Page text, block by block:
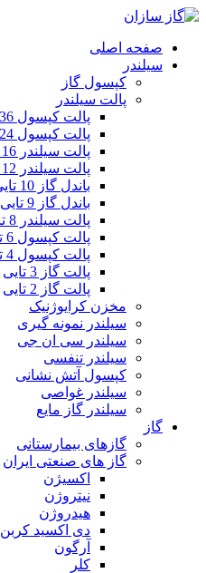
صفحه اصلی
سیلندر
کپسول گاز
پالت سیلندر
پالت کپسول 36 تایی
پالت کپسول 24 تایی
پالت سیلندر 16 تایی
پالت سیلندر 12 تایی
باندل گاز 10 تایی
باندل گاز 9 تایی
پالت سیلندر 8 تایی
پالت کپسول 6 تایی
پالت کپسول 4 تایی
پالت گاز 3 تایی
پالت گاز 2 تایی
مخزن کرایوژنیک
سیلندر نمونه گیری
سیلندر سی ان جی
سیلندر تنفسی
کپسول آتش نشانی
سیلندر غواصی
سیلندر گاز مایع
گاز
گازهای بیمارستانی
گاز های صنعتی ایران
اکسیژن
نیتروژن
هیدروژن
دی اکسید کربن
آرگون
کلر